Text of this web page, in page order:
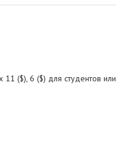
11 ($), 6 ($) для студентов или